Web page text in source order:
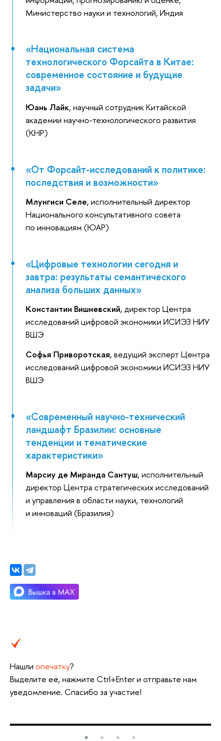
Министерство науки и технологий, Индия
«Национальная система
технологического Форсайта в Китае:
современное состояние и будущие
задачи»
Юань Лайк, научный сотрудник Китайской
академии научно-технологического развития
(КНР)
«От Форсайт-исследований к политике:
последствия и возможности»
Млунгиси Селе, исполнительный директор
Национального консультативного совета
по инновациям (ЮАР)
«Цифровые технологии сегодня и
завтра: результаты семантического
анализа больших данных»
Константин Вишневский, директор Центра
исследований цифровой экономики ИСИЭЗ НИУ
ВШЭ
Софья Приворотская, ведущий эксперт Центра
исследований цифровой экономики ИСИЭЗ НИУ
ВШЭ
«Современный научно-технический
ландшафт Бразилии: основные
тенденции и тематические
характеристики»
Марсиу де Миранда Сантуш, исполнительный
директор Центра стратегических исследований
и управления в области науки, технологий
и инноваций (Бразилия)
Нашли опечатку?
Выделите её, нажмите Ctrl+Enter и отправьте нам
уведомление. Спасибо за участие!